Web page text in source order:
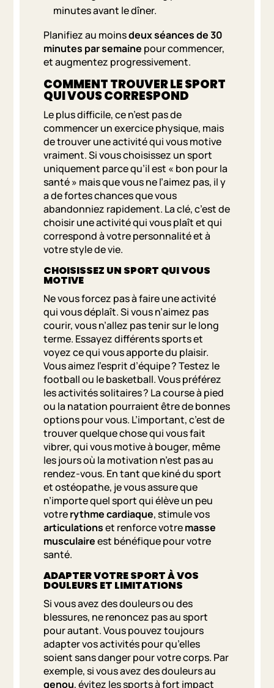
minutes avant le dîner.
Planifiez au moinsdeux séances de 30
minutes par semaine pour commencer,
et augmentez progressivement.
COMMENT TROUVER LE SPORT
QUI VOUS CORRESPOND
Le plus difficile, ce n’est pas de
commencer un exercice physique, mais
de trouver une activité qui vous motive
vraiment. Si vous choisissez un sport
uniquement parce qu’il est « bon pour la
santé » mais que vous ne l’aimez pas, il y
a de fortes chances que vous
abandonniez rapidement. La clé, c’est de
choisir une activité qui vous plaît et qui
correspond à votre personnalité et à
votre style de vie.
CHOISISSEZ UN SPORT QUI VOUS
MOTIVE
Ne vous forcez pas à faire une activité
qui vous déplaît. Si vous n’aimez pas
courir, vous n’allez pas tenir sur le long
terme. Essayez différents sports et
voyez ce qui vous apporte du plaisir.
Vous aimez l’esprit d’équipe ? Testez le
football ou le basketball. Vous préférez
les activités solitaires ? La course à pied
ou la natation pourraient être de bonnes
options pour vous. L’important, c’est de
trouver quelque chose qui vous fait
vibrer, qui vous motive à bouger, même
les jours où la motivation n’est pas au
rendez-vous. En tant que kiné du sport
et ostéopathe, je vous assure que
n’importe quel sport qui élève un peu
votrerythme cardiaque, stimule vos
articulationset renforce votremasse
musculaireest bénéfique pour votre
santé.
ADAPTER VOTRE SPORT À VOS
DOULEURS ET LIMITATIONS
Si vous avez des douleurs ou des
blessures, ne renoncez pas au sport
pour autant. Vous pouvez toujours
adapter vos activités pour qu’elles
soient sans danger pour votre corps. Par
exemple, si vous avez des douleurs au
genou, évitez les sports à fort impact